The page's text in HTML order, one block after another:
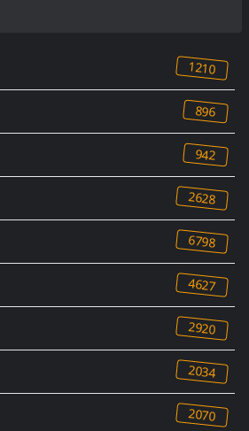
1210
896
942
2628
6798
4627
2920
2034
2070